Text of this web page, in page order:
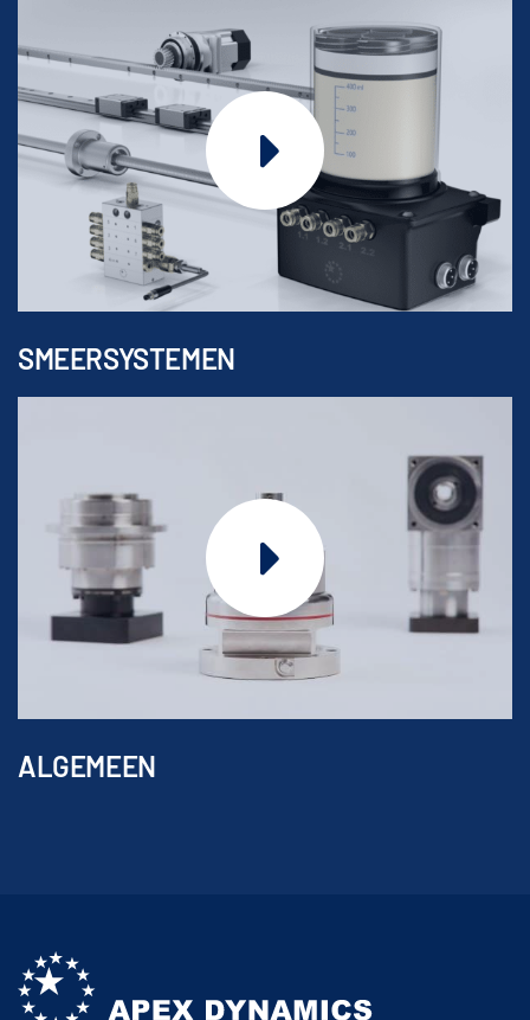
SMEERSYSTEMEN
ALGEMEEN